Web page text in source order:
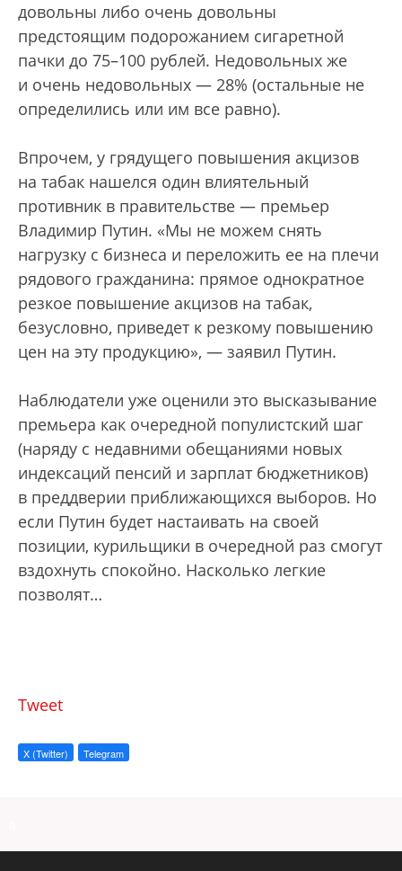
довольны либо очень довольны
предстоящим подорожанием сигаретной
пачки до 75–100 рублей. Недовольных же
и очень недовольных — 28% (остальные не
определились или им все равно).
Впрочем, у грядущего повышения акцизов
на табак нашелся один влиятельный
противник в правительстве — премьер
Владимир Путин. «Мы не можем снять
нагрузку с бизнеса и переложить ее на плечи
рядового гражданина: прямое однократное
резкое повышение акцизов на табак,
безусловно, приведет к резкому повышению
цен на эту продукцию», — заявил Путин.
Наблюдатели уже оценили это высказывание
премьера как очередной популистский шаг
(наряду с недавними обещаниями новых
индексаций пенсий и зарплат бюджетников)
в преддверии приближающихся выборов. Но
если Путин будет настаивать на своей
позиции, курильщики в очередной раз смогут
вздохнуть спокойно. Насколько легкие
позволят…
Tweet
X (Twitter) Telegram